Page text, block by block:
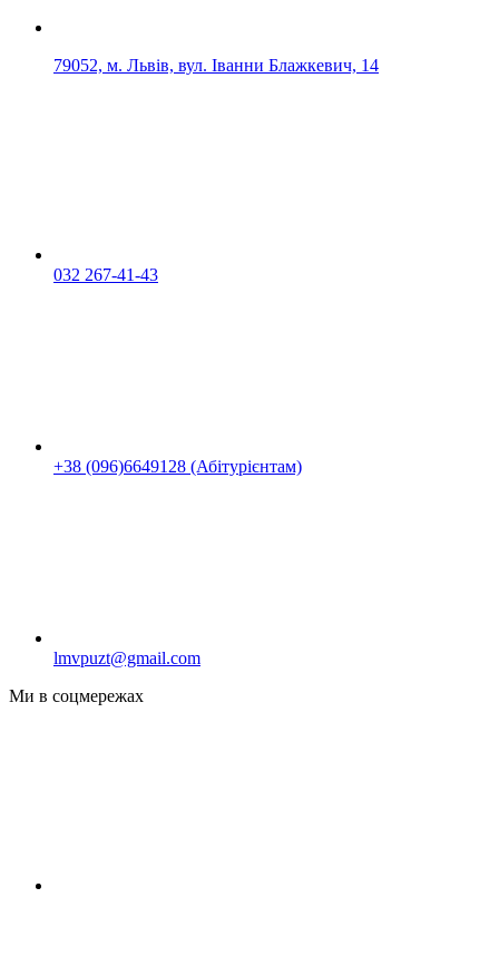
79052, м. Львів, вул. Іванни Блажкевич, 14
032 267-41-43
+38 (096)6649128 (Абітурієнтам)
lmvpuzt@gmail.com
Ми в соцмережах